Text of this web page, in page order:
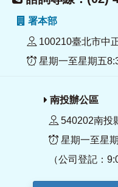
署本部
100210臺北市中
星期一至星期五
南投辦公區
540202南投
星期一至星
（公司登記：